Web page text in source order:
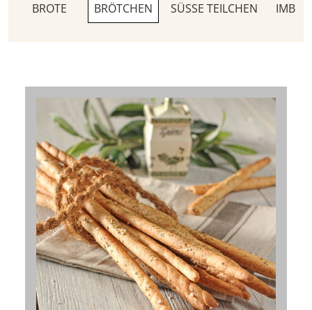
BROTE BRÖTCHEN SÜSSE TEILCHEN